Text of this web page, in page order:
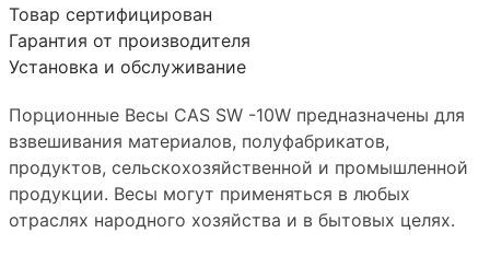
Товар сертифицирован
Гарантия от производителя
Установка и обслуживание
Порционные Весы CAS SW -10W предназначены для
взвешивания материалов, полуфабрикатов,
продуктов, сельскохозяйственной и промышленной
продукции. Весы могут применяться в любых
отраслях народного хозяйства и в бытовых целях.